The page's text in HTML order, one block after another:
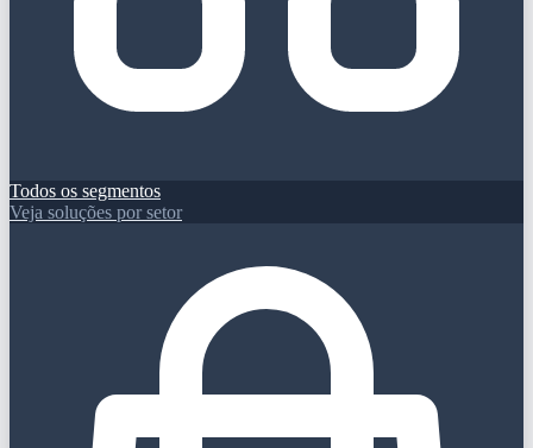
Todos os segmentos
Veja soluções por setor